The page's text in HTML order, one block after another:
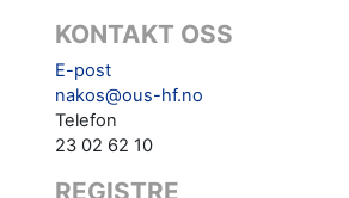
KONTAKT OSS
E-post
nakos@ous-hf.no
Telefon
23 02 62 10
REGISTRE